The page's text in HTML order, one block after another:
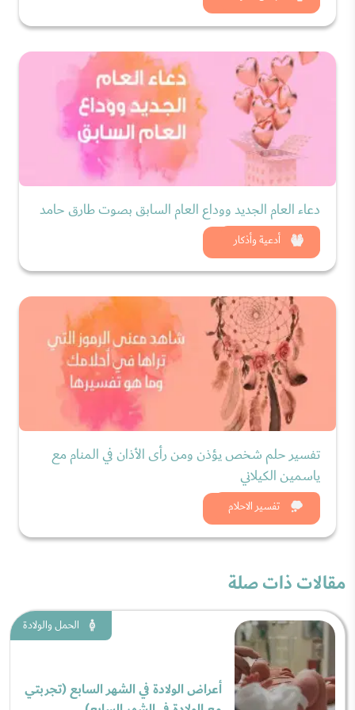
أدعية وأذكار
دعاء العام الجديد ووداع العام السابق بصوت طارق حامد
شاهد الان
تفسير الاحلام
تفسير حلم شخص يؤذن ومن رأى الأذان في المنام مع
ياسمين الكيلاني
شاهد الان
مقالات ذات صلة
الحمل والولادة
أعراض الولادة في الشهر السابع (تجربتي